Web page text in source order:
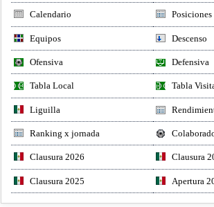
Calendario Posiciones
Equipos Descenso
Ofensiva Defensiva
Tabla Local Tabla
Liguilla
Ranking x jornada
Clausura 2026 Clausura
Clausura 2025 Apertura